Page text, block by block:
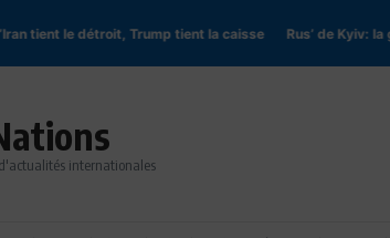
tient le détroit, Trump tient la caisse Rus’ de Kyiv: la
internationales